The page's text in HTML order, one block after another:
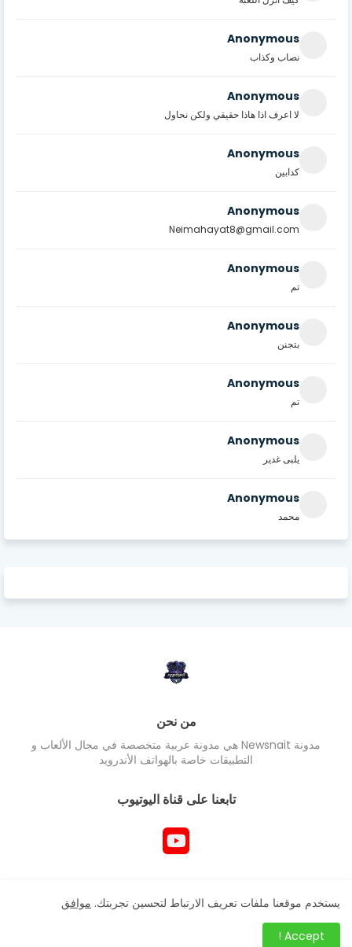
Anonymous
نصاب وكذاب
Anonymous
لا اعرف اذا هاذا حقيقي ولكن نحاول
Anonymous
كدابين
Anonymous
Neimahayat8@gmail.com
Anonymous
تم
Anonymous
بتجنن
Anonymous
تم
Anonymous
يلبى غدير
Anonymous
محمد
من نحن
مدونة Newsnait هي مدونة عربية متخصصة في مجال الألعاب و
التطبيقات خاصة بالهواتف الأندرويد
تابعنا على قناة اليوتيوب
جميع حقوق المدونة محفوظ Newsnait ©
يستخدم موقعنا ملفات تعريف الارتباط لتحسين تجربتك. موافق
Accept !
.post-filter .entery-title a, .storeStory .entry-title a,